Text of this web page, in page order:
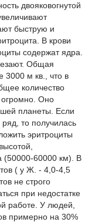
двояковогнутой
быструю и
В крови
содержат ядра.
Общая
3000 м кв., что в
количество
огромно. Оно
планеты. Если
то получилась
эритроциты
(50000-60000 км). В
( у Ж. - 4,0-4,5
не строго
при недостатке
работе. У людей,
примерно на 30%